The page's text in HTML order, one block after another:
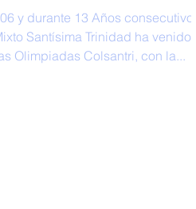
y durante 13 Años consecutivos,
Santísima Trinidad ha venido
Olimpiadas Colsantri, con la...